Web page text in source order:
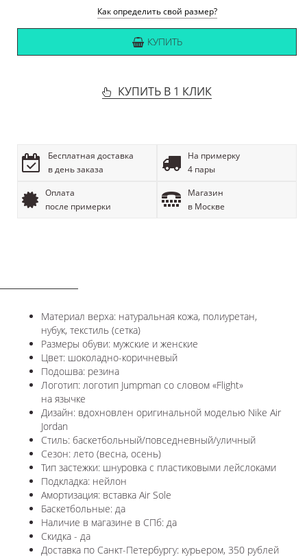
Как определить свой размер?
КУПИТЬ
КУПИТЬ В 1 КЛИК
Бесплатная доставка
в день заказа
На примерку
4 пары
Оплата
после примерки
Магазин
в Москве
Материал верха: натуральная кожа, полиуретан,
нубук, текстиль (сетка)
Размеры обуви: мужские и женские
Цвет: шоколадно-коричневый
Подошва: резина
Логотип: логотип Jumpman со словом «Flight»
на язычке
Дизайн: вдохновлен оригинальной моделью Nike Air
Jordan
Стиль: баскетбольный/повседневный/уличный
Сезон: лето (весна, осень)
Тип застежки: шнуровка с пластиковыми лейслоками
Подкладка: нейлон
Амортизация: вставка Air Sole
Баскетбольные: да
Наличие в магазине в СПб: да
Скидка - да
Доставка по Санкт-Петербургу: курьером, 350 рублей